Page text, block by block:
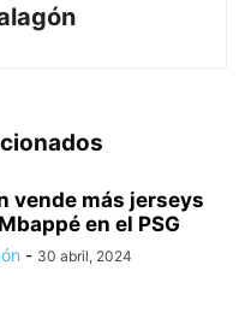
vende más jerseys
en el PSG
- 30 abril, 2024